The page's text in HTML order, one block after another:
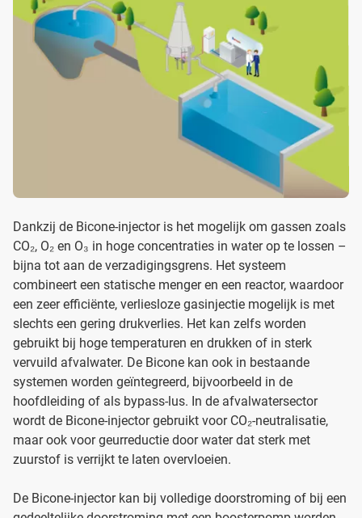
Dankzij de Bicone-injector is het mogelijk om gassen zoals
CO₂, O₂ en O₃ in hoge concentraties in water op te lossen –
bijna tot aan de verzadigingsgrens. Het systeem
combineert een statische menger en een reactor, waardoor
een zeer efficiënte, verliesloze gasinjectie mogelijk is met
slechts een gering drukverlies. Het kan zelfs worden
gebruikt bij hoge temperaturen en drukken of in sterk
vervuild afvalwater. De Bicone kan ook in bestaande
systemen worden geïntegreerd, bijvoorbeeld in de
hoofdleiding of als bypass-lus. In de afvalwatersector
wordt de Bicone-injector gebruikt voor CO₂-neutralisatie,
maar ook voor geurreductie door water dat sterk met
zuurstof is verrijkt te laten overvloeien.
De Bicone-injector kan bij volledige doorstroming of bij een